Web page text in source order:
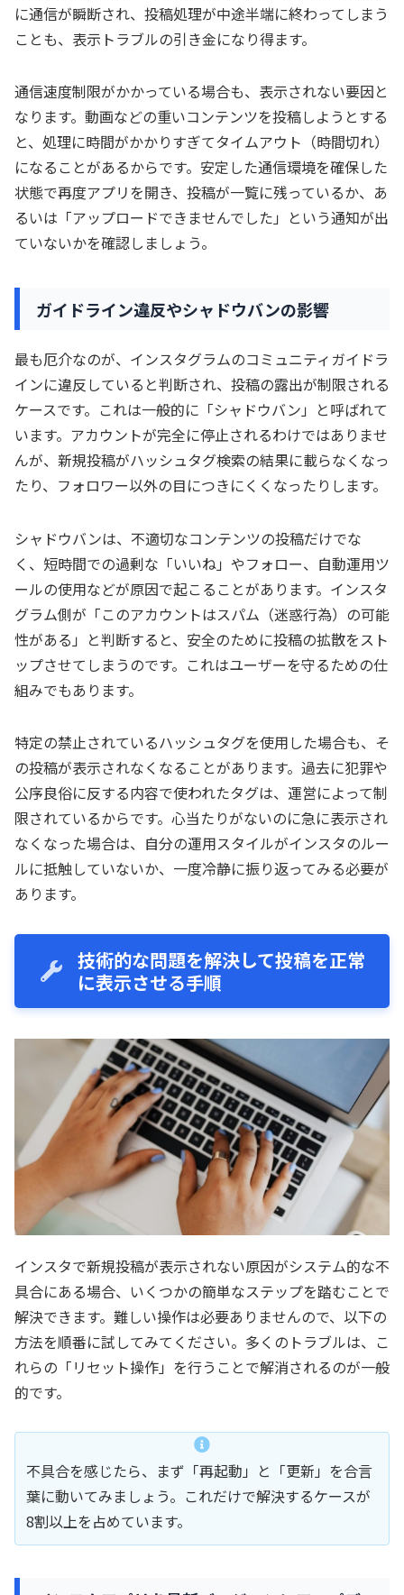
に通信が瞬断され、投稿処理が中途半端に終わってしまう
ことも、表示トラブルの引き金になり得ます。
通信速度制限がかかっている場合も、表示されない要因と
なります。動画などの重いコンテンツを投稿しようとする
と、処理に時間がかかりすぎてタイムアウト（時間切れ）
になることがあるからです。安定した通信環境を確保した
状態で再度アプリを開き、投稿が一覧に残っているか、あ
るいは「アップロードできませんでした」という通知が出
ていないかを確認しましょう。
ガイドライン違反やシャドウバンの影響
最も厄介なのが、インスタグラムのコミュニティガイドラ
インに違反していると判断され、投稿の露出が制限される
ケースです。これは一般的に「シャドウバン」と呼ばれて
います。アカウントが完全に停止されるわけではありませ
んが、新規投稿がハッシュタグ検索の結果に載らなくなっ
たり、フォロワー以外の目につきにくくなったりします。
シャドウバンは、不適切なコンテンツの投稿だけでな
く、短時間での過剰な「いいね」やフォロー、自動運用ツ
ールの使用などが原因で起こることがあります。インスタ
グラム側が「このアカウントはスパム（迷惑行為）の可能
性がある」と判断すると、安全のために投稿の拡散をスト
ップさせてしまうのです。これはユーザーを守るための仕
組みでもあります。
特定の禁止されているハッシュタグを使用した場合も、そ
の投稿が表示されなくなることがあります。過去に犯罪や
公序良俗に反する内容で使われたタグは、運営によって制
限されているからです。心当たりがないのに急に表示され
なくなった場合は、自分の運用スタイルがインスタのルー
ルに抵触していないか、一度冷静に振り返ってみる必要が
あります。
技術的な問題を解決して投稿を正常
に表示させる手順
インスタで新規投稿が表示されない原因がシステム的な不
具合にある場合、いくつかの簡単なステップを踏むことで
解決できます。難しい操作は必要ありませんので、以下の
方法を順番に試してみてください。多くのトラブルは、こ
れらの「リセット操作」を行うことで解消されるのが一般
的です。
不具合を感じたら、まず「再起動」と「更新」を合言
葉に動いてみましょう。これだけで解決するケースが
8割以上を占めています。